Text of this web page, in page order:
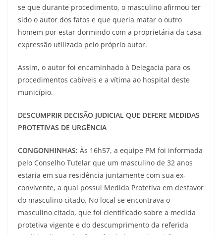
se que durante procedimento, o masculino afirmou ter
sido o autor dos fatos e que queria matar o outro
homem por estar dormindo com a proprietária da casa,
expressão utilizada pelo próprio autor.
Assim, o autor foi encaminhado à Delegacia para os
procedimentos cabíveis e a vítima ao hospital deste
município.
DESCUMPRIR DECISÃO JUDICIAL QUE DEFERE MEDIDAS
PROTETIVAS DE URGÊNCIA
CONGONHINHAS: Às 16h57, a equipe PM foi informada
pelo Conselho Tutelar que um masculino de 32 anos
estaria em sua residência juntamente com sua ex-
convivente, a qual possui Medida Protetiva em desfavor
do masculino citado. No local se encontrava o
masculino citado, que foi cientificado sobre a medida
protetiva vigente e do descumprimento da referida